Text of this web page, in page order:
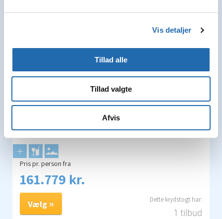
Vis detaljer
Tillad alle
Tillad valgte
Afvis
Honolulu, Hawaii - Hilo, Hawaii - På havet - På havet - På
havet - På havet - På havet - Los Angeles, Californien - På
havet - På havet - Cabo San Lucas - På havet - På havet -
På havet - Puntarenas - På havet - Balboa - Passage af
Panamakanalen - Passage af Panamakanalen - På havet -
St. Maarten - På havet - På havet - På havet - På havet - På
havet - På havet - Las Palmas - På havet - På havet - Ibiza -
På havet - Napoli - Civitavecchia, Rom - Genova - Marseille
MXPTD10000252040
Pris pr. person fra
161.779 kr.
1 tilbud
Vælg